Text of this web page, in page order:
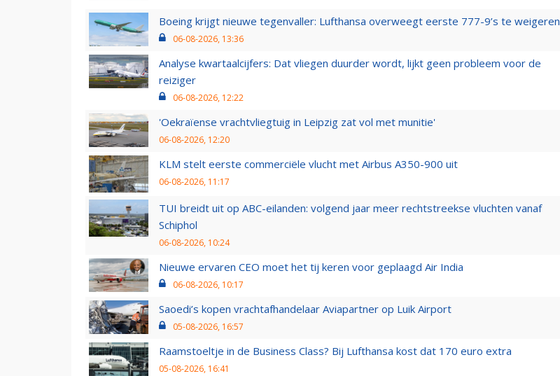
Boeing krijgt nieuwe tegenvaller: Lufthansa overweegt eerste 777-9’s te weigeren
06-08-2026, 13:36
Analyse kwartaalcijfers: Dat vliegen duurder wordt, lijkt geen probleem voor de
reiziger
06-08-2026, 12:22
'Oekraïense vrachtvliegtuig in Leipzig zat vol met munitie'
06-08-2026, 12:20
KLM stelt eerste commerciële vlucht met Airbus A350-900 uit
06-08-2026, 11:17
TUI breidt uit op ABC-eilanden: volgend jaar meer rechtstreekse vluchten vanaf
Schiphol
06-08-2026, 10:24
Nieuwe ervaren CEO moet het tij keren voor geplaagd Air India
06-08-2026, 10:17
Saoedi’s kopen vrachtafhandelaar Aviapartner op Luik Airport
05-08-2026, 16:57
Raamstoeltje in de Business Class? Bij Lufthansa kost dat 170 euro extra
05-08-2026, 16:41